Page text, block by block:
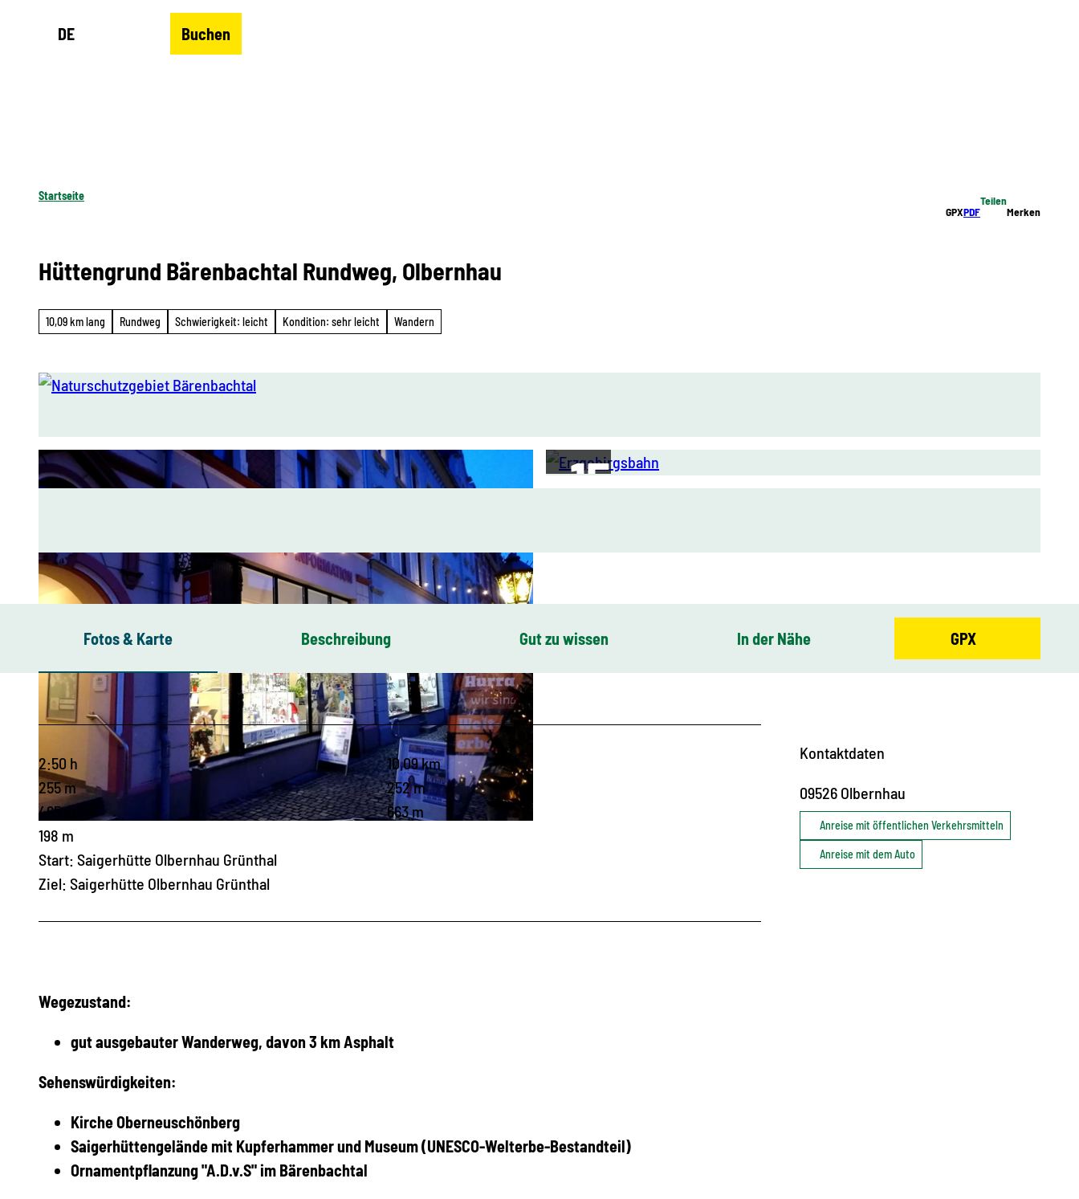
DE Buchen
Startseite
GPXPDF
Teilen
Merken
Hüttengrund Bärenbachtal Rundweg, Olbernhau
10,09 km lang Rundweg Schwierigkeit: leicht Kondition: sehr leicht Wandern
Fotos & Karte Beschreibung Gut zu wissen In der Nähe GPX
2:50 h
10,09 km
255 m
252 m
465 m
663 m
198 m
Start: Saigerhütte Olbernhau Grünthal
Ziel: Saigerhütte Olbernhau Grünthal
Wegezustand:
gut ausgebauter Wanderweg, davon 3 km Asphalt
Sehenswürdigkeiten:
Kirche Oberneuschönberg
Saigerhüttengelände mit Kupferhammer und Museum (UNESCO-Welterbe-Bestandteil)
Ornamentpflanzung "A.D.v.S" im Bärenbachtal
Kontaktdaten
09526 Olbernhau
Anreise mit öffentlichen Verkehrsmitteln
Anreise mit dem Auto